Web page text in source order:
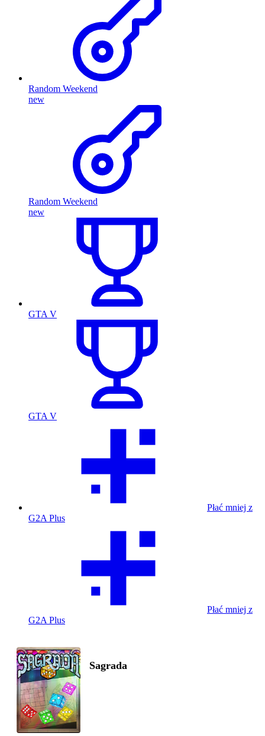
Random Weekend
new
Random Weekend
new
GTA V
GTA V
Płać mniej z
G2A Plus
Płać mniej z
G2A Plus
Sagrada